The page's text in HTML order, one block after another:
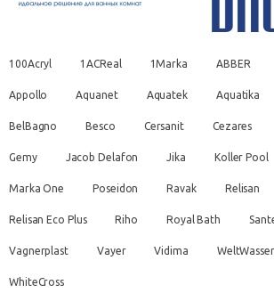
100Acryl 1ACReal 1Marka ABBER
Appollo Aquanet Aquatek Aquatika
BelBagno Besco Cersanit Cezares
Gemy Jacob Delafon Jika Koller Pool
Marka One Poseidon Ravak Relisan
Relisan Eco Plus Riho Royal Bath
Vagnerplast Vayer Vidima WeltWasser
WhiteCross